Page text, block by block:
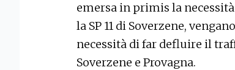
emersa in primis la necessità
la SP 11 di Soverzene,
necessità di far defluire il
Soverzene e Provagna.